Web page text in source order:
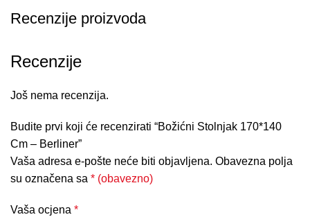
Recenzije proizvoda
Recenzije
Još nema recenzija.
Budite prvi koji će recenzirati “Božićni Stolnjak 170*140
Cm – Berliner”
Vaša adresa e-pošte neće biti objavljena. Obavezna polja
su označena sa * (obavezno)
Vaša ocjena *